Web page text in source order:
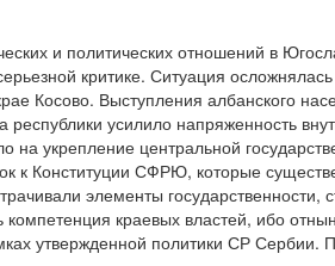
и политических отношений в
критике. Ситуация
Косово. Выступления албанского
республики усилило напряженность
на укрепление центральной
Конституции СФРЮ, которые
элементы государственности,
краевых властей, ибо
утвержденной политики СР Сербии.